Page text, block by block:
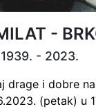
-
1939. - 2023.
drage i dobre
(petak) u